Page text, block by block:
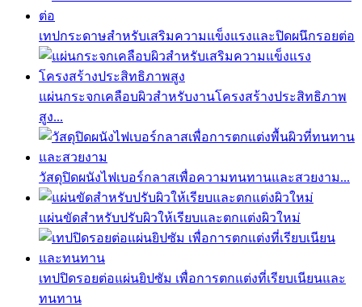
เทปกระดาษสำหรับเสริมความแข็งแรงและปิดผนึกรอยต่อ
แผ่นกระจกเคลือบผิวสำหรับงานโครงสร้างประสิทธิภาพ
สูง...
วัสดุปิดผนังไฟเบอร์กลาสเพื่อความทนทานและสวยงาม...
แผ่นขัดสำหรับปรับผิวให้เรียบและตกแต่งผิวใหม่
เทปปิดรอยต่อแผ่นยิปซัม เพื่อการตกแต่งที่เรียบเนียนและ
ทนทาน